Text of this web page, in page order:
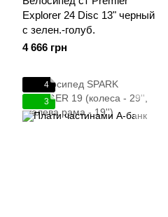
Explorer 24 Disc 13" черный
с зелен.-голуб.
4 666 грн
4
3